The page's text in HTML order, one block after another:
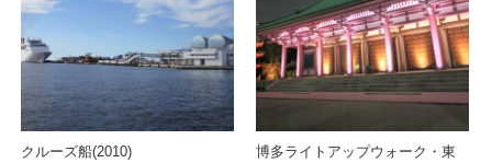
クルーズ船(2010)
博多ライトアップウォーク・東